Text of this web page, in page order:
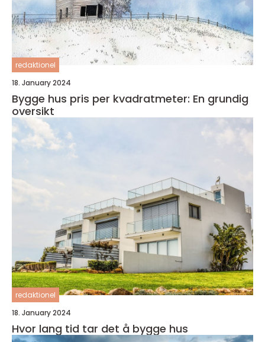
redaktionel
18. January 2024
Bygge hus pris per kvadratmeter: En grundig
oversikt
redaktionel
18. January 2024
Hvor lang tid tar det å bygge hus